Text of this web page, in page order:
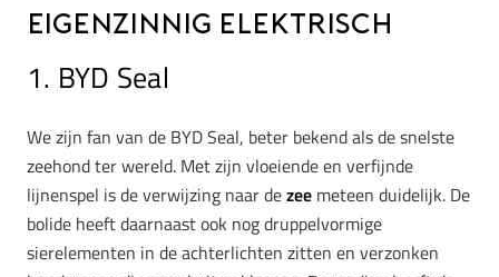
Eigenzinnig elektrisch
1. BYD Seal
We zijn fan van de BYD Seal, beter bekend als de snelste
zeehond ter wereld. Met zijn vloeiende en verfijnde
lijnenspel is de verwijzing naar dezee meteen duidelijk. De
bolide heeft daarnaast ook nog druppelvormige
sierelementen in de achterlichten zitten en verzonken